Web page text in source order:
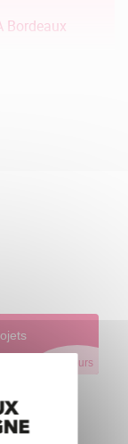
modules (plus
20) devront
année. Cette
Bordeaux
Parcours
de